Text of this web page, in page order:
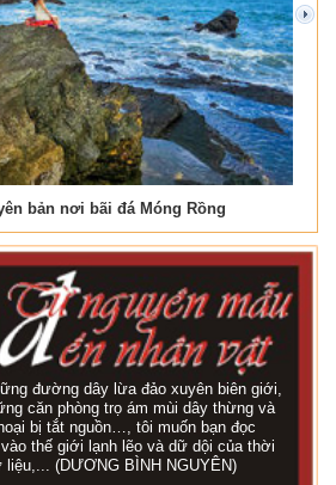
bản nơi bãi đá Móng Rồng
next
đường dây lừa đảo xuyên biên giới,
căn phòng trọ ám mùi dây thừng và
bị tắt nguồn…, tôi muốn bạn đọc
thế giới lạnh lẽo và dữ dội của thời
liệu,... (DƯƠNG BÌNH NGUYÊN)